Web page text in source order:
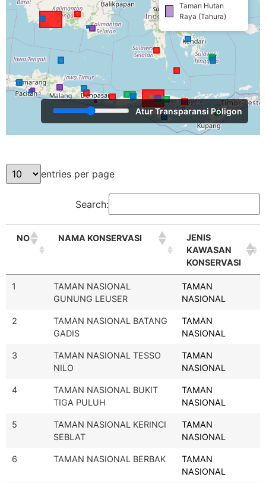
Atur Transparansi Poligon
Taman Hutan
Raya (Tahura)
entries per page
Search:
NO NAMA KONSERVASI
JENIS
KAWASAN
KONSERVASI
1
TAMAN NASIONAL
GUNUNG LEUSER
TAMAN
NASIONAL
2
TAMAN NASIONAL BATANG
GADIS
TAMAN
NASIONAL
3
TAMAN NASIONAL TESSO
NILO
TAMAN
NASIONAL
4
TAMAN NASIONAL BUKIT
TIGA PULUH
TAMAN
NASIONAL
5
TAMAN NASIONAL KERINCI
SEBLAT
TAMAN
NASIONAL
6 TAMAN NASIONAL BERBAK
TAMAN
NASIONAL